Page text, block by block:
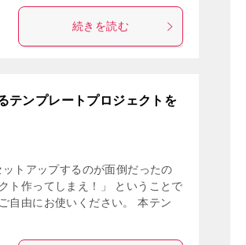
続きを読む
テンプレートプロジェクトを
トアップするのが面倒だったの
ト作ってしまえ！」 ということで
自由にお使いください。 本テン